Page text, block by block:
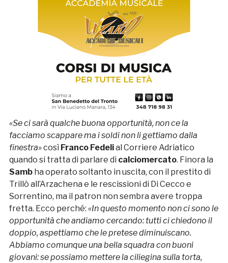
«Se ci sarà qualche buona opportunità, non ce la
facciamo scappare ma i soldi non li gettiamo dalla
finestra»così Franco Fedelial Corriere Adriatico
quando si tratta di parlare di calciomercato. Finora la
Sambha operato soltanto in uscita, con il prestito di
Trillò all’Arzachena e le rescissioni di Di Cecco e
Sorrentino, ma il patron non sembra avere troppa
fretta. Ecco perché: «In questo momento non ci sono le
opportunità che andiamo cercando: tutti ci chiedono il
doppio, aspettiamo che le pretese diminuiscano.
Abbiamo comunque una bella squadra con buoni
giovani: se possiamo mettere la ciliegina sulla torta,